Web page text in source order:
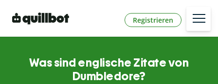
Registrieren
Was sind englische Zitate von
Dumbledore?